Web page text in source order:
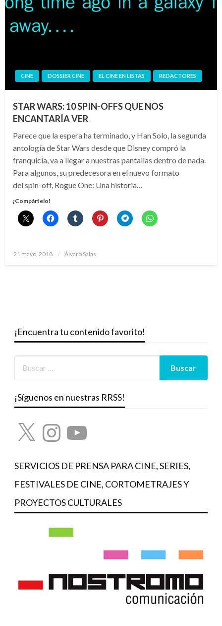
CINE DOSSIER CINE EL CINE EN LISTAS REDACTORES
STAR WARS: 10 SPIN-OFFS QUE NOS
ENCANTARÍA VER
Parece que la espera ha terminado, y Han Solo, la segunda
antología de Star Wars desde que Disney compró la
franquicia, va a llegar a nuestras pantallas dentro de nada.
Para algunos, su predecesora en el nuevo formato
del spin-off, Rogue One: Una historia…
¡Compártelo!
Publicado
21 mayo, 2018 Álvaro Salas
¡Encuentra tu contenido favorito!
¡Síguenos en nuestras RRSS!
X InstagramYouTube
SERVICIOS DE PRENSA PARA CINE, SERIES,
FESTIVALES DE CINE, CORTOMETRAJES Y
PROYECTOS CULTURALES